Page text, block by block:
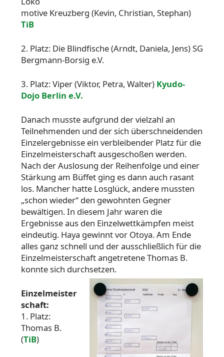
motive Kreuzberg (Kevin, Christian, Stephan)
TiB
2. Platz: Die Blindfische (Arndt, Daniela, Jens) SG
Bergmann-Borsig e.V.
3. Platz: Viper (Viktor, Petra, Walter) Kyudo-
Dojo Berlin e.V.
Danach musste aufgrund der vielzahl an
Teilnehmenden und der sich überschneidenden
Einzelergebnisse ein verbleibender Platz für die
Einzelmeisterschaft ausgeschoßen werden.
Nach der Auslosung der Reihenfolge und einer
Stärkung am Büffet ging es dann auch rasant
los. Mancher hatte Losglück, andere mussten
„schon wieder“ den gewohnten Gegner
bewältigen. In diesem Jahr waren die
Ergebnisse aus den Einzelwettkämpfen meist
eindeutig. Haya gewinnt vor Otoya. Am Ende
alles ganz schnell und der ausschließlich für die
Einzelmeisterschaft angetretene Thomas B.
konnte sich durchsetzen.
Einzelmeister
schaft:
1. Platz:
Thomas B.
(TiB)